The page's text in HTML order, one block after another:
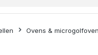
Ovens &